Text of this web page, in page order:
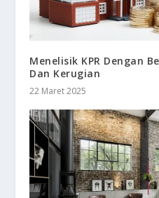
Menelisik KPR Dengan
Dan Kerugian
22 Maret 2025